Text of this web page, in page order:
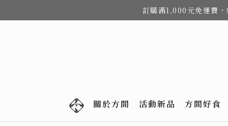
訂購滿1,000元免運費
關於方間 活動新品 方間好食